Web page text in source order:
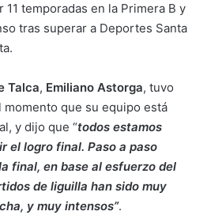
temporadas en la Primera B y
tras superar a Deportes Santa
Talca, Emiliano Astorga, tuvo
momento que su equipo está
y dijo que “todos estamos
el logro final. Paso a paso
final, en base al esfuerzo del
de liguilla han sido muy
y muy intensos”.